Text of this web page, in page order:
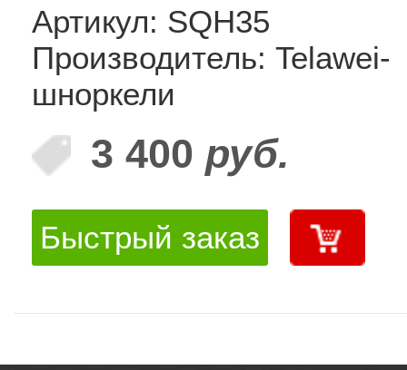
Артикул: SQH35
Производитель: Telawei-
шноркели
3 400 руб.
Быстрый заказ